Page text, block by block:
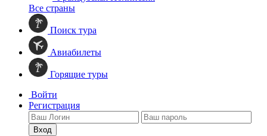
Все страны
Поиск тура
Авиабилеты
Горящие туры
Войти
Регистрация
Вход